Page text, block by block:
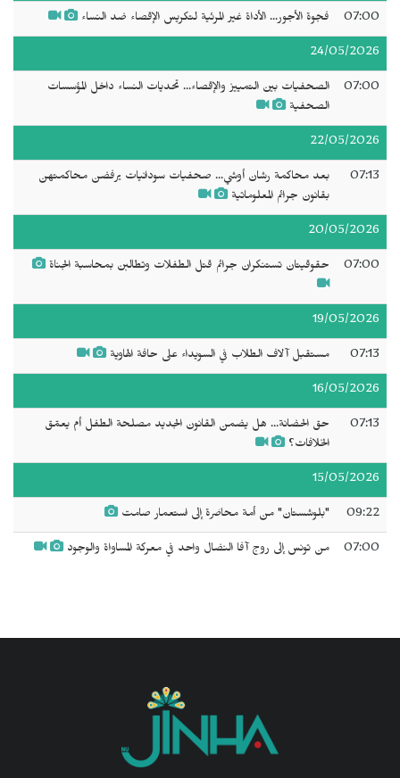
07:00 فجوة الأجور... الأداة غير المرئية لتكريس الإقصاء ضد النساء
24/05/2026
07:00
الصحفيات بين التمييز والإقصاء... تحديات النساء داخل المؤسسات
الصحفية
22/05/2026
07:13
بعد محاكمة رشان أوشي... صحفيات سودانيات يرفضن محاكمتهن
بقانون جرائم المعلوماتية
20/05/2026
07:00 حقوقيتان تستنكران جرائم قتل الطفلات وتطالبن بمحاسبة الجناة
19/05/2026
07:13 مستقبل آلاف الطلاب في السويداء على حافة الهاوية
16/05/2026
07:13
حق الحضانة... هل يضمن القانون الجديد مصلحة الطفل أم يعمّق
الخلافات؟
15/05/2026
09:22 "بلوشستان" من أمة محاصَرة إلى استعمار صامت
07:00 من تونس إلى روج آفا النضال واحد في معركة المساواة والوجود